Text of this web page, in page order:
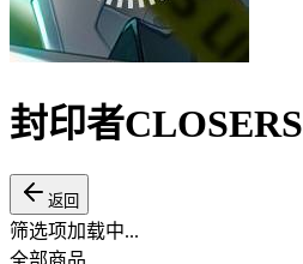
封印者CLOSERS
返回
筛选项加载中...
全部商品